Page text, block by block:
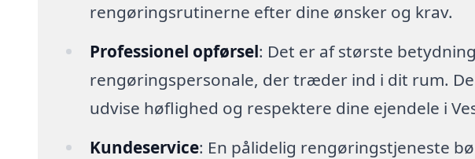
rengøringsrutinerne efter dine ønsker og krav.
Professionel opførsel: Det er af største
rengøringspersonale, der træder ind i dit rum.
udvise høflighed og respektere dine ejendele i
Kundeservice: En pålidelig rengøringstjeneste